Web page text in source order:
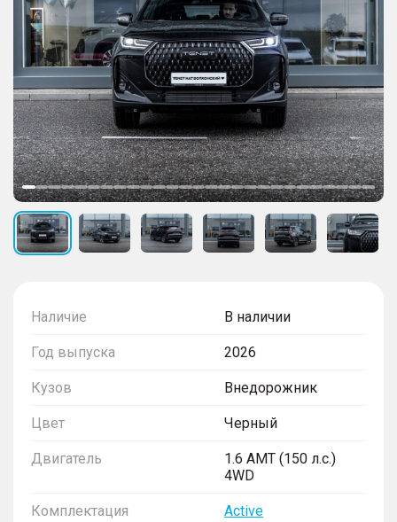
Наличие В наличии
Год выпуска 2026
Кузов Внедорожник
Цвет Черный
Двигатель
1.6 AMT (150 л.с.)
4WD
Комплектация Active